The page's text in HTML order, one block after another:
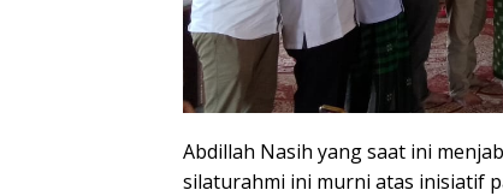
Abdillah Nasih yang saat ini
silaturahmi ini murni atas inisiatif